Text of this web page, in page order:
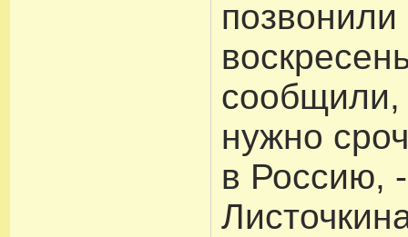
сообщили,
нужно
в Россию,